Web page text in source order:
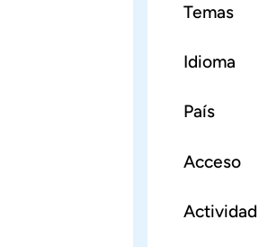
Temas
Idioma
País
Acceso
Actividad